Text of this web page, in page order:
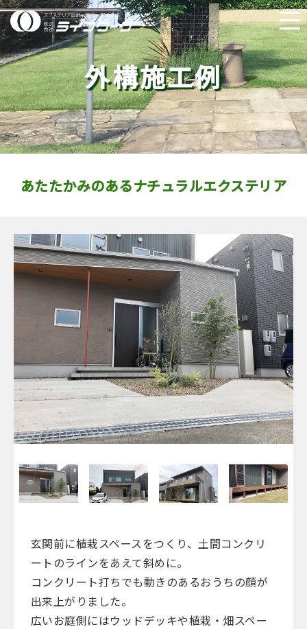
外構施工例
あたたかみのあるナチュラルエクステリア
玄関前に植栽スペースをつくり、土間コンクリ
ートのラインをあえて斜めに。
コンクリート打ちでも動きのあるおうちの顔が
出来上がりました。
広いお庭側にはウッドデッキや植栽・畑スペー